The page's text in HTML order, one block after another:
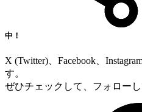
中！
X (Twitter)、Facebook、
す。
ぜひチェックして、フォロー